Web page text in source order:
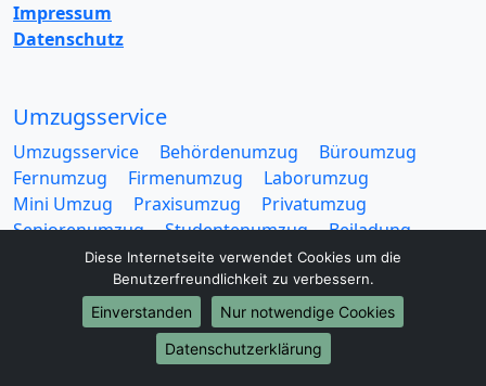
Impressum
Datenschutz
Umzugsservice
Umzugsservice Behördenumzug
Büroumzug
Fernumzug
Firmenumzug
Laborumzug
Mini Umzug
Praxisumzug
Privatumzug
Seniorenumzug
Studentenumzug
Beiladung
Entrümpelung
Halteverbotszone
Klaviertransport
Haushaltsauflösung
Möbeltaxi
Möbelmitfahrzentrale
Umzugskartons
Diese Internetseite verwendet Cookies um die
Benutzerfreundlichkeit zu verbessern.
Einverstanden
Nur notwendige Cookies
Datenschutzerklärung